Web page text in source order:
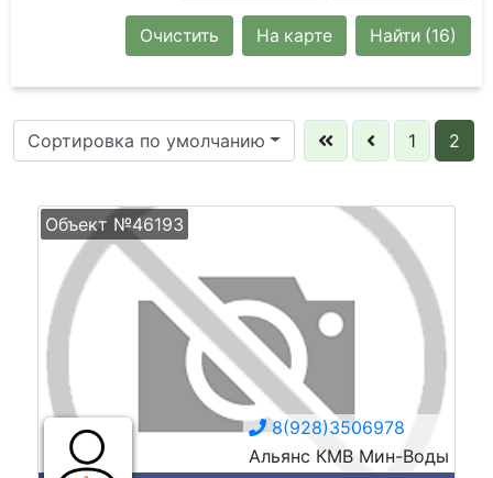
Найти (16)
На карте
Очистить
Сортировка по умолчанию 1 2
Объект №46193
8(928)3506978
Альянс КМВ Мин-Воды